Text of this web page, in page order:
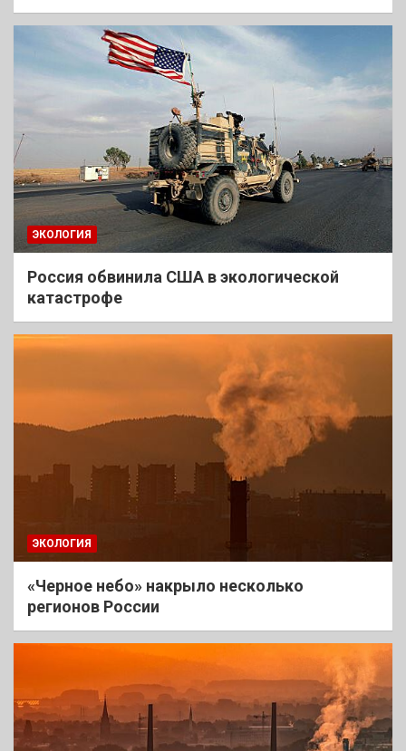
ЭКОЛОГИЯ
Россия обвинила США в экологической
катастрофе
ЭКОЛОГИЯ
«Черное небо» накрыло несколько
регионов России